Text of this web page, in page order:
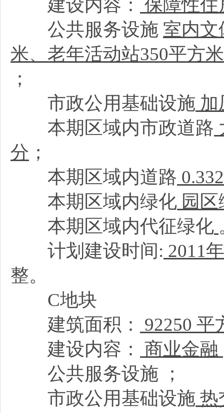
建设内容：
保障性住
公共服务设施 室内文
米、老年活动站350平方
；
市政公用基础设施 加
本期区域内市政道路
分 ；
本期区域内道路
本期区域内绿化 园
本期区域内代征绿化
计划建设时间: 2011
整。
C地块
建筑面积：
92250 平
建设内容：
商业金融
公共服务设施
；
市政公用基础设施 热